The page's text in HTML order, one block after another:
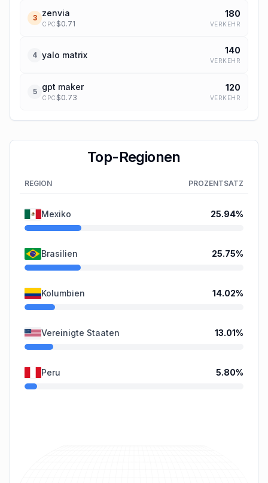
3 zenvia
CPC $0.71
180
VERKEHR
4 yalo matrix 140
VERKEHR
5 gpt maker
CPC $0.73
120
VERKEHR
Top-Regionen
REGION PROZENTSATZ
Mexiko 25.94%
Brasilien 25.75%
Kolumbien 14.02%
Vereinigte Staaten 13.01%
Peru 5.80%